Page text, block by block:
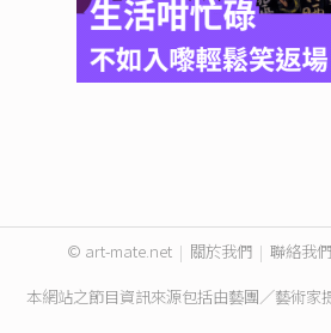
© art-mate.net | 關於我們 | 聯絡我們
本網站之節目資訊來源包括由藝團／藝術家